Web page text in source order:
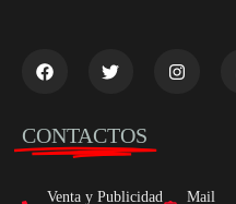
CONTACTOS
Venta y Publicidad
Mail